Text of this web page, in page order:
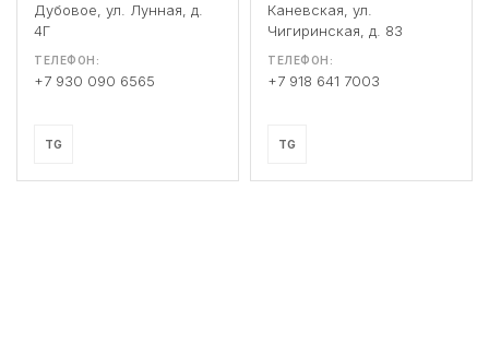
Дубовое, ул. Лунная, д.
4Г
ТЕЛЕФОН:
+7 930 090 6565
TG
Каневская, ул.
Чигиринская, д. 83
ТЕЛЕФОН:
+7 918 641 7003
TG